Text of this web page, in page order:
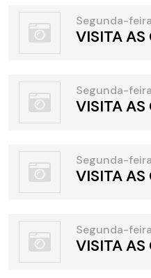
Segunda-
VISITA AS
Segunda-
VISITA
Segunda-
VISITA
Segunda-
VISITA